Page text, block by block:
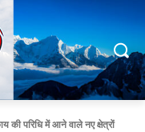
की परिधि में आने वाले नए क्षेत्रों